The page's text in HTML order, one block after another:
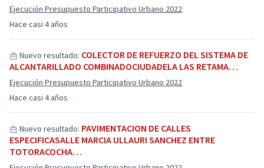
Hace casi 4 años
Ejecución Presupuesto Participativo Urbano 2022
Hace casi 4 años
Nuevo resultado: COLECTOR DE REFUERZO DEL SISTEMA DE
ALCANTARILLADO COMBINADOCIUDADELA LAS RETAMA…
Ejecución Presupuesto Participativo Urbano 2022
Nuevo resultado: PAVIMENTACION DE CALLES
ESPECIFICASALLE MARCIA ULLAURI SANCHEZ ENTRE
TOTORACOCHA…